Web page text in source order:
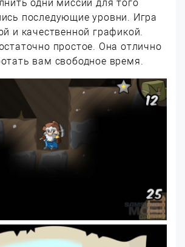
одни миссии для того
последующие уровни. Игра
и качественной графикой.
простое. Она отлично
вам свободное время.